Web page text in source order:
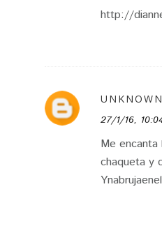
http://
UNKNOWN
27/1/16,
Me encanta
chaqueta y